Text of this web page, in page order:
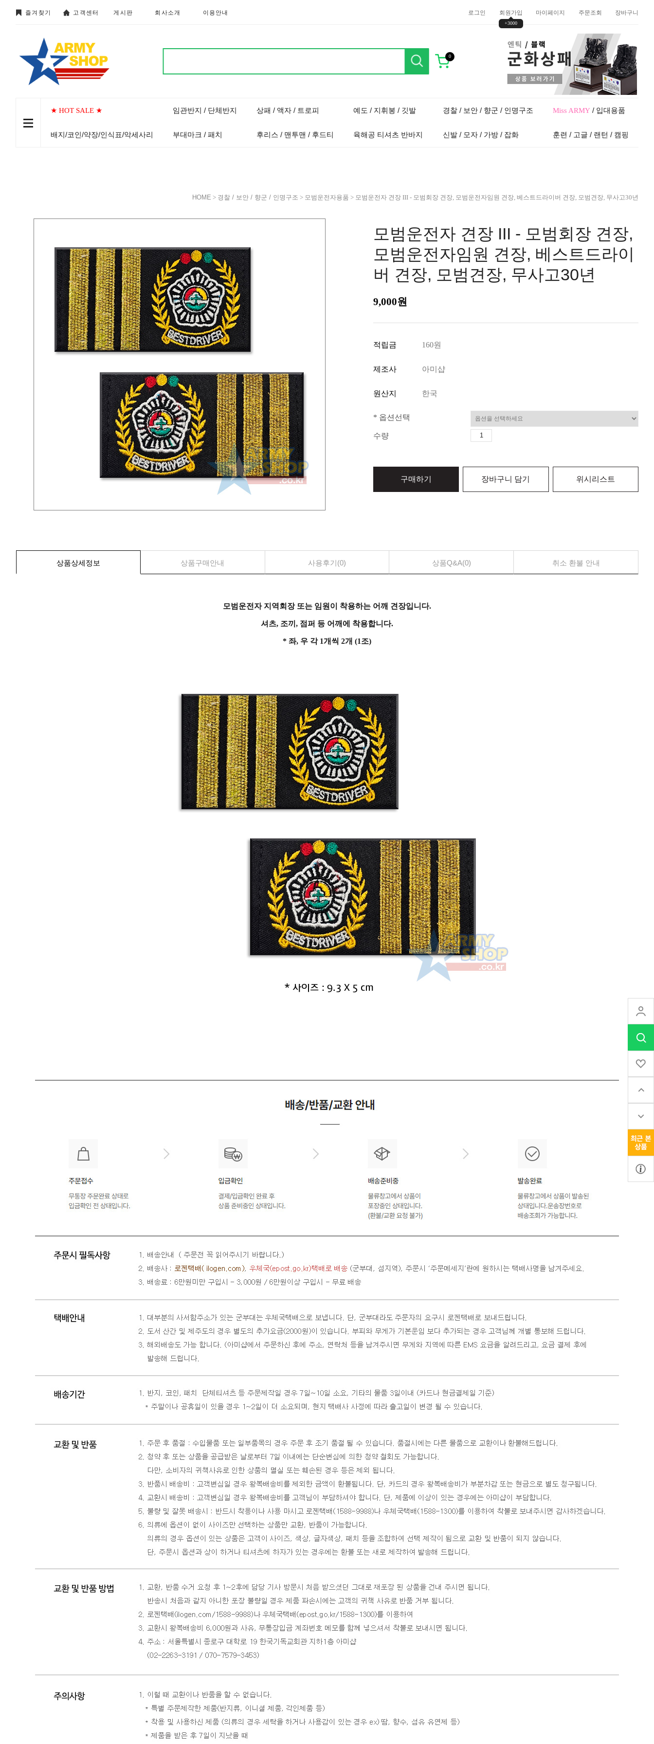
즐겨찾기 고객센터 게시판 회사소개 이용안내 로그인 회원가입
+3000
마이페이지 주문조회 장바구니
0
★ HOT SALE ★
배지/코인/약장/인식표/악세사리
임관반지 / 단체반지
부대마크 / 패치
상패 / 액자 / 트로피
후리스 / 맨투맨 / 후드티
예도 / 지휘봉 / 깃발
육해공 티셔츠 반바지
경찰 / 보안 / 향군 / 인명구조
신발 / 모자 / 가방 / 잡화
Miss ARMY/ 입대용품
훈련 / 고글 / 랜턴 / 캠핑
HOME > 경찰 / 보안 / 향군 / 인명구조 > 모범운전자용품 > 모범운전자 견장 III - 모범회장 견장, 모범운전자임원 견장, 베스트드라이버 견장, 모범견장, 무사고30년
모범운전자 견장 III - 모범회장 견장,
모범운전자임원 견장, 베스트드라이
버 견장, 모범견장, 무사고30년
9,000원
적립금 160원
제조사 아미샵
원산지 한국
* 옵션선택
수량
구매하기 장바구니 담기 위시리스트
상품상세정보 상품구매안내 사용후기(0) 상품Q&A(0) 취소 환불 안내
모범운전자 지역회장 또는 임원이 착용하는 어깨 견장입니다.
셔츠, 조끼, 점퍼 등 어깨에 착용합니다.
* 좌, 우 각 1개씩 2개 (1조)